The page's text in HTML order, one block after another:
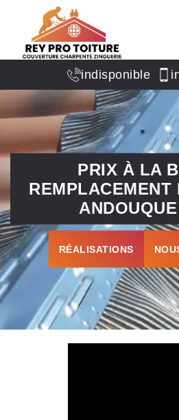
indisponible
PRIX À LA
REMPLACEMENT
RÉALISATIONS